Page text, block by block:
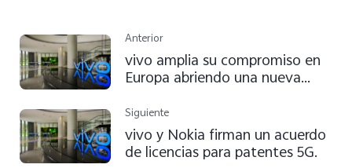
Anterior
vivo amplia su compromiso en
Europa abriendo una nueva
Siguiente
vivo y Nokia firman un acuerdo
de licencias para patentes 5G.